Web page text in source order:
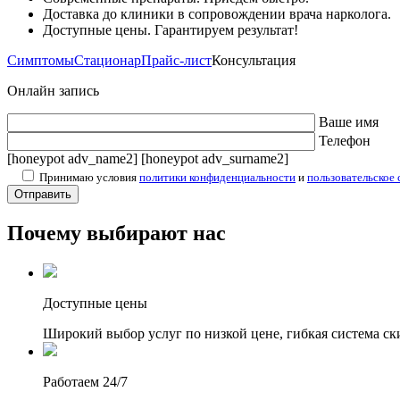
Доставка до клиники в сопровождении врача нарколога.
Доступные цены. Гарантируем результат!
СимптомыСтационарПрайс-листКонсультация
Онлайн запись
Ваше имя
Телефон
[honeypot adv_name2] [honeypot adv_surname2]
Принимаю условия политики конфиденциальности и пользовательское
Почему выбирают нас
Доступные цены
Широкий выбор услуг по низкой цене, гибкая система
Работаем 24/7